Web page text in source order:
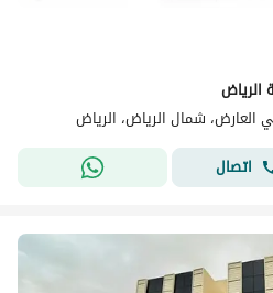
الرياض
العارض، شمال الرياض، الرياض
اتصال